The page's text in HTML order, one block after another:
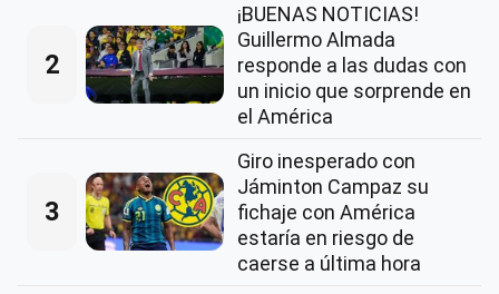
2
¡BUENAS NOTICIAS!
Guillermo Almada
responde a las dudas con
un inicio que sorprende en
el América
3
Giro inesperado con
Jáminton Campaz su
fichaje con América
estaría en riesgo de
caerse a última hora